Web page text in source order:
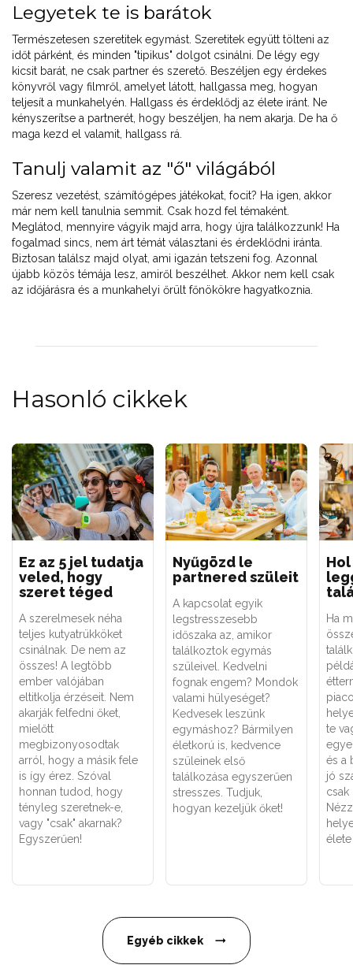
Legyetek te is barátok
Természetesen szeretitek egymást. Szeretitek együtt tölteni az
időt párként, és minden "tipikus" dolgot csinálni. De légy egy
kicsit barát, ne csak partner és szerető. Beszéljen egy érdekes
könyvről vagy filmről, amelyet látott, hallgassa meg, hogyan
teljesít a munkahelyén. Hallgass és érdeklődj az élete iránt. Ne
kényszerítse a partnerét, hogy beszéljen, ha nem akarja. De ha ő
maga kezd el valamit, hallgass rá.
Tanulj valamit az "ő" világából
Szeresz vezetést, számítógépes játékokat, focit? Ha igen, akkor
már nem kell tanulnia semmit. Csak hozd fel témaként.
Meglátod, mennyire vágyik majd arra, hogy újra találkozzunk! Ha
fogalmad sincs, nem árt témát választani és érdeklődni iránta.
Biztosan találsz majd olyat, ami igazán tetszeni fog. Azonnal
újabb közös témája lesz, amiről beszélhet. Akkor nem kell csak
az időjárásra és a munkahelyi őrült főnökökre hagyatkoznia.
Hasonló cikkek
Ez az 5 jel tudatja
veled, hogy
szeret téged
A szerelmesek néha
teljes kutyatrükköket
csinálnak. De nem az
összes! A legtöbb
ember valójában
eltitkolja érzéseit. Nem
akarják felfedni őket,
mielőtt
megbizonyosodtak
arról, hogy a másik fele
is így érez. Szóval
honnan tudod, hogy
tényleg szeretnek-e,
vagy "csak" akarnak?
Egyszerűen!
Nyűgözd le
partnered szüleit
A kapcsolat egyik
legstresszesebb
időszaka az, amikor
találkoztok egymás
szüleivel. Kedvelni
fognak engem? Mondok
valami hülyeséget?
Kedvesek leszünk
egymáshoz? Bármilyen
életkorú is, kedvence
szüleinek első
találkozása egyszerűen
stresszes. Tudjuk,
hogyan kezeljük őket!
Ha
te
és a
jó
csak
Egyéb cikkek